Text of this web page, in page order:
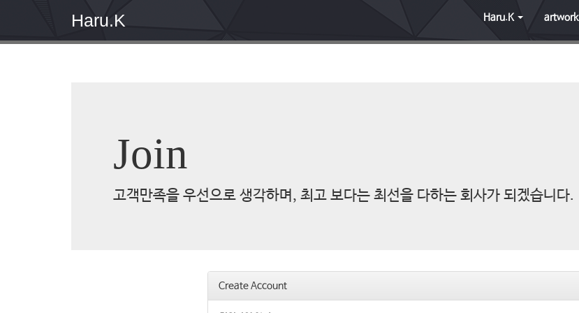
Haru.K Haru.K artwork
Join
고객만족을 우선으로 생각하며, 최고 보다는 최선을 다하는 회사가 되겠습니다.
Create Account